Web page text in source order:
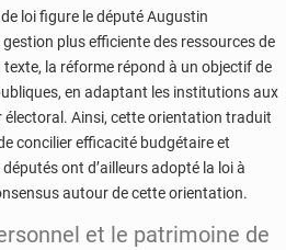
loi figure le député Augustin
plus efficiente des ressources de
la réforme répond à un objectif de
en adaptant les institutions aux
électoral. Ainsi, cette orientation traduit
concilier efficacité budgétaire et
députés ont d’ailleurs adopté la loi à
autour de cette orientation.
et le patrimoine de